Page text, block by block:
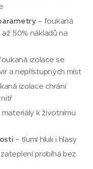
– foukaná
50% nákladů na
izolace se
a nepřístupných míst
izolace chrání
k životnímu
– tlumí hluk i hlasy
probíhá bez